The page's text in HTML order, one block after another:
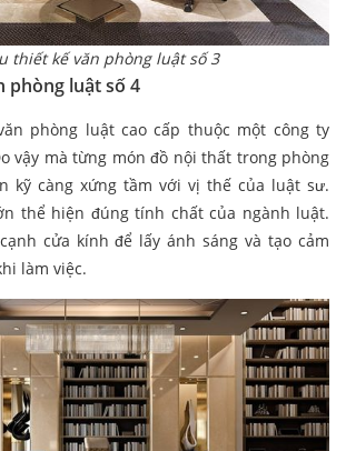
thiết kế văn phòng luật số 3
phòng luật số 4
phòng luật cao cấp thuộc một công ty
vậy mà từng món đồ nội thất trong phòng
kỹ càng xứng tầm với vị thế của luật sư.
thể hiện đúng tính chất của ngành luật.
cửa kính để lấy ánh sáng và tạo cảm
làm việc.